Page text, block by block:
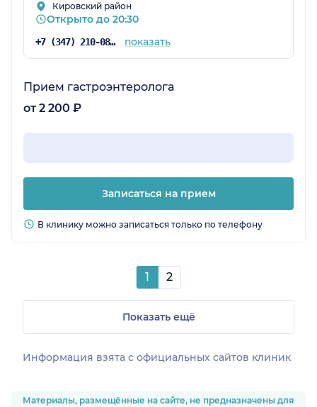
Кировский район
Открыто до 20:30
+7 (347) 210-08-43 показать
Прием гастроэнтеролога
от 2 200 ₽
Записаться на прием
В клинику можно записаться только по телефону
1 2
Показать ещё
Информация взята c официальных сайтов клиник
Материалы, размещённые на сайте, не предназначены для